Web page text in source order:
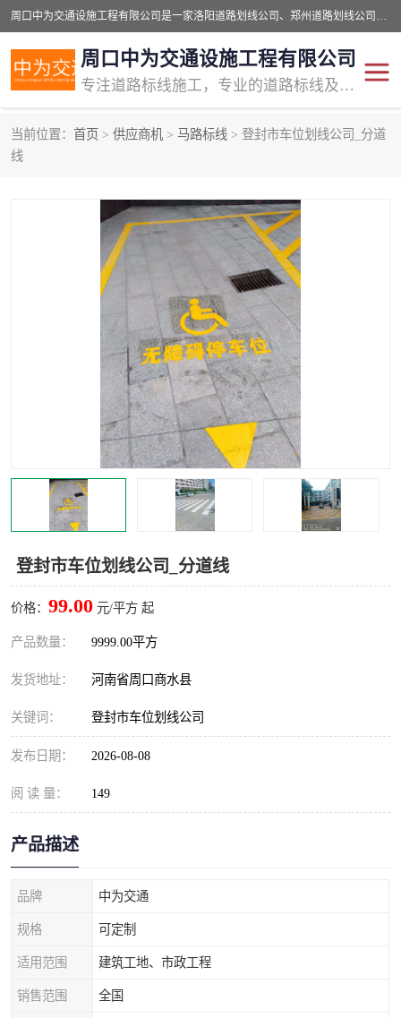
周口中为交通设施工程有限公司是一家洛阳道路划线公司、郑州道路划线公司、平顶山道路车位划线公司、开封车位划线公司、许昌道路车位划线公司、漯河道路车位划线公司，公司始终坚持“诚信、匠心、专注”的宗旨；我们的经营理念是：的服务。
周口中为交通设施工程有限公司
专注道路标线施工，专业的道路标线及交通设施施工服务商!
当前位置： 首页 > 供应商机 > 马路标线 > 登封市车位划线公司_分道
线
登封市车位划线公司_分道线
价格： 99.00 元/平方 起
产品数量： 9999.00平方
发货地址： 河南省周口商水县
关键词： 登封市车位划线公司
发布日期： 2026-08-08
阅 读 量： 149
产品描述
品牌 中为交通
规格 可定制
适用范围 建筑工地、市政工程
销售范围 全国
道路标线划线 马路标线
道路划线